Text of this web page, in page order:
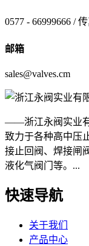
0577 - 66999666 /
邮箱
sales@valves.cm
——浙江永阀实业
致力于各种高中压
接止回阀、焊接闸
液化气阀门等。...
快速导航
关于我们
产品中心